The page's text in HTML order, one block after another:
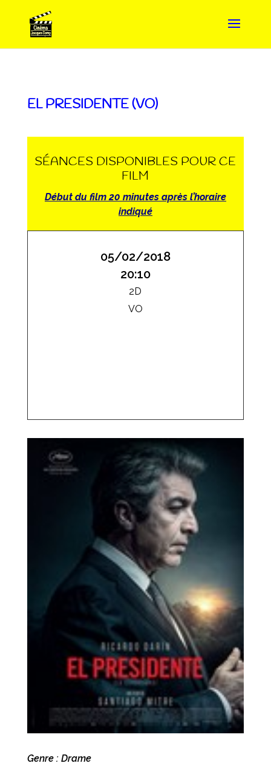
EL PRESIDENTE (VO)
SÉANCES DISPONIBLES POUR CE
FILM
Début du film 20 minutes après l’horaire
indiqué
05/02/2018
20:10
2D
VO
Genre : Drame